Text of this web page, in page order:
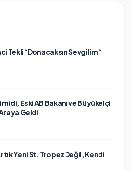
Tekli “Donacaksın Sevgilim “
Eski AB Bakanı ve Büyükelçi
Geldi
Yeni St. Tropez Değil, Kendi